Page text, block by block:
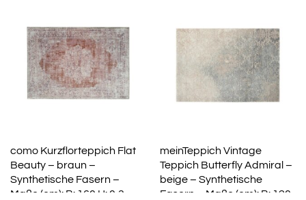
como Kurzflorteppich Flat
Beauty – braun –
Synthetische Fasern –
Maße (cm): B: 160 H: 0,3
meinTeppich Vintage
Teppich Butterfly Admiral –
beige – Synthetische
Fasern – Maße (cm): B: 120